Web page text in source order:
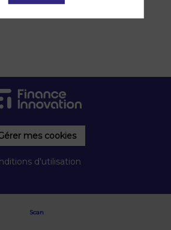
mes cookies
d'utilisation
Scan